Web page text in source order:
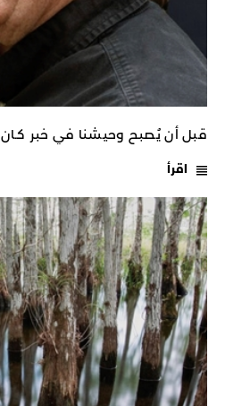
قبل أن يُصبح وحيشنا في خبر كـان
اقرأ